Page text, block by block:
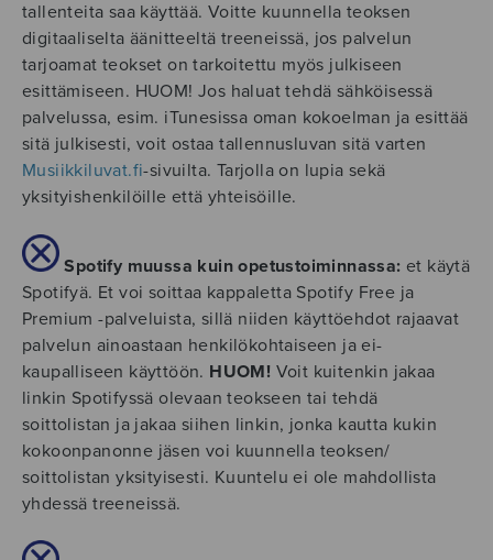
tallenteita saa käyttää. Voitte kuunnella teoksen
digitaaliselta äänitteeltä treeneissä, jos palvelun
tarjoamat teokset on tarkoitettu myös julkiseen
esittämiseen. HUOM! Jos haluat tehdä sähköisessä
palvelussa, esim. iTunesissa oman kokoelman ja esittää
sitä julkisesti, voit ostaa tallennusluvan sitä varten
Musiikkiluvat.fi-sivuilta. Tarjolla on lupia sekä
yksityishenkilöille että yhteisöille.
Spotify muussa kuin opetustoiminnassa: et käytä
Spotifyä. Et voi soittaa kappaletta Spotify Free ja
Premium -palveluista, sillä niiden käyttöehdot rajaavat
palvelun ainoastaan henkilökohtaiseen ja ei-
kaupalliseen käyttöön. HUOM! Voit kuitenkin jakaa
linkin Spotifyssä olevaan teokseen tai tehdä
soittolistan ja jakaa siihen linkin, jonka kautta kukin
kokoonpanonne jäsen voi kuunnella teoksen/
soittolistan yksityisesti. Kuuntelu ei ole mahdollista
yhdessä treeneissä.